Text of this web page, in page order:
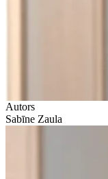
Autors
Sabīne Zaula